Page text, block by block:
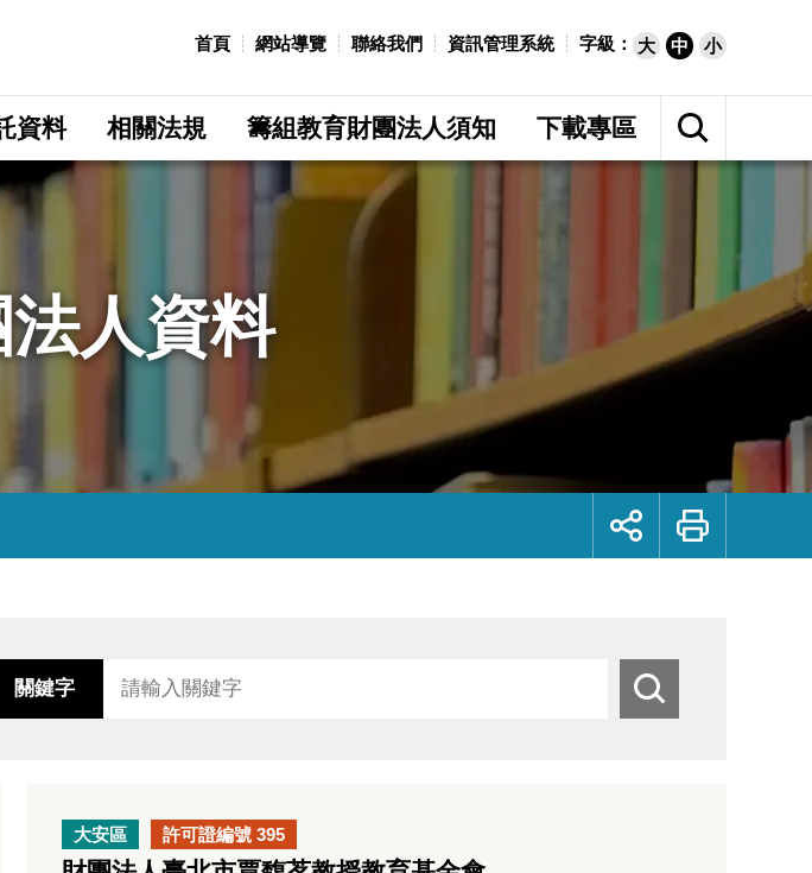
首頁 網站導覽 聯絡我們 資訊管理系統 字級： 大 中 小
資料 相關法規 籌組教育財團法人須知 下載專區
展
開
網
站
尋
人資料
展
鈕
列
關鍵字
搜
尋
大安區 許可證編號 395